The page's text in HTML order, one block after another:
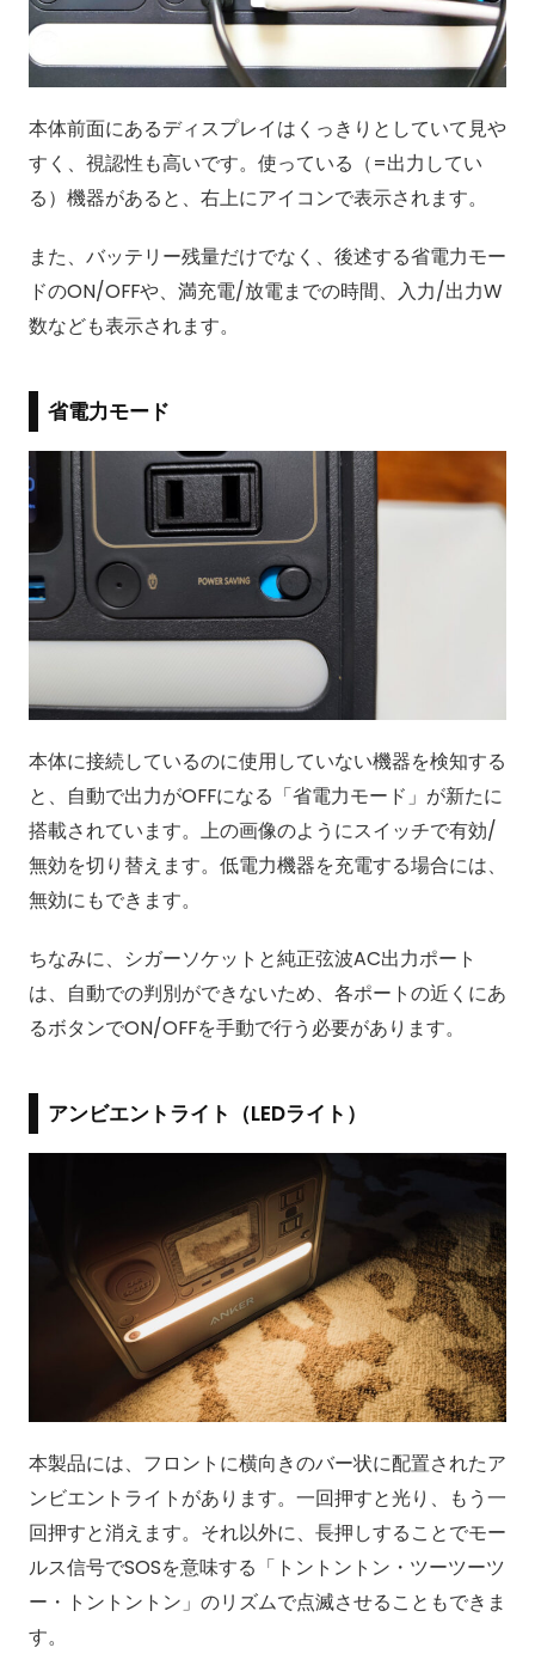
本体前面にあるディスプレイはくっきりとしていて見や
すく、視認性も高いです。使っている（=出力してい
る）機器があると、右上にアイコンで表示されます。
また、バッテリー残量だけでなく、後述する省電力モー
ドのON/OFFや、満充電/放電までの時間、入力/出力W
数なども表示されます。
省電力モード
本体に接続しているのに使⽤していない機器を検知する
と、⾃動で出⼒がOFFになる「省電⼒モード」が新たに
搭載されています。上の画像のようにスイッチで有効/
無効を切り替えます。低電力機器を充電する場合には、
無効にもできます。
ちなみに、シガーソケットと純正弦波AC出力ポート
は、自動での判別ができないため、各ポートの近くにあ
るボタンでON/OFFを手動で行う必要があります。
アンビエントライト（LEDライト）
本製品には、フロントに横向きのバー状に配置されたア
ンビエントライトがあります。一回押すと光り、もう一
回押すと消えます。それ以外に、長押しすることでモー
ルス信号でSOSを意味する「トントントン・ツーツーツ
ー・トントントン」のリズムで点滅させることもできま
す。